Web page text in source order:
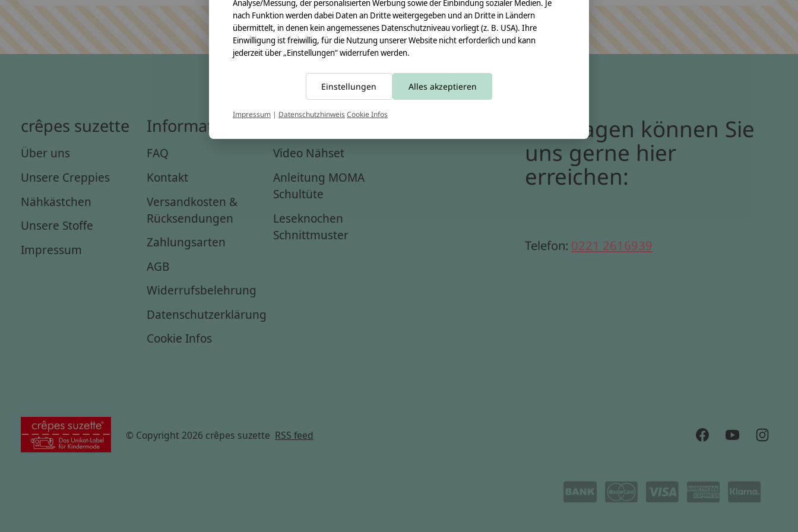
crêpes suzette
Über uns
Unsere Creppies
Nähkästchen
Unsere Stoffe
Impressum
Informationen
FAQ
Kontakt
Versandkosten &
Rücksendungen
Zahlungsarten
AGB
Widerrufsbelehrung
Datenschutzerklärung
Cookie Infos
Anleitungen
Video Nähset
Anleitung MOMA
Schultüte
Leseknochen
Schnittmuster
Bei Fragen können Sie
uns gerne hier
erreichen:
Telefon: 0221 2616939
© Copyright 2026 crêpes suzette RSS feed
Analyse/Messung, der personalisierten Werbung sowie der Einbindung sozialer Medien. Je
nach Funktion werden dabei Daten an Dritte weitergegeben und an Dritte in Ländern
übermittelt, in denen kein angemessenes Datenschutzniveau vorliegt (z. B. USA). Ihre
Einwilligung ist freiwillig, für die Nutzung unserer Website nicht erforderlich und kann
jederzeit über „Einstellungen“ widerrufen werden.
Einstellungen Alles akzeptieren
Impressum | DatenschutzhinweisCookie Infos